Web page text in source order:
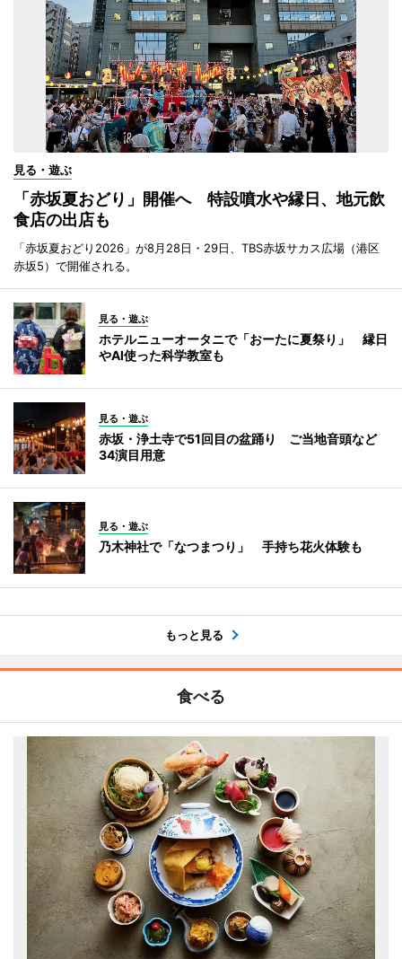
見る・遊ぶ
「赤坂夏おどり」開催へ 特設噴水や縁日、地元飲
食店の出店も
「赤坂夏おどり2026」が8月28日・29日、TBS赤坂サカス広場（港区
赤坂5）で開催される。
見る・遊ぶ
ホテルニューオータニで「おーたに夏祭り」 縁日
やAI使った科学教室も
見る・遊ぶ
赤坂・浄土寺で51回目の盆踊り ご当地音頭など
34演目用意
見る・遊ぶ
乃木神社で「なつまつり」 手持ち花火体験も
もっと見る
食べる